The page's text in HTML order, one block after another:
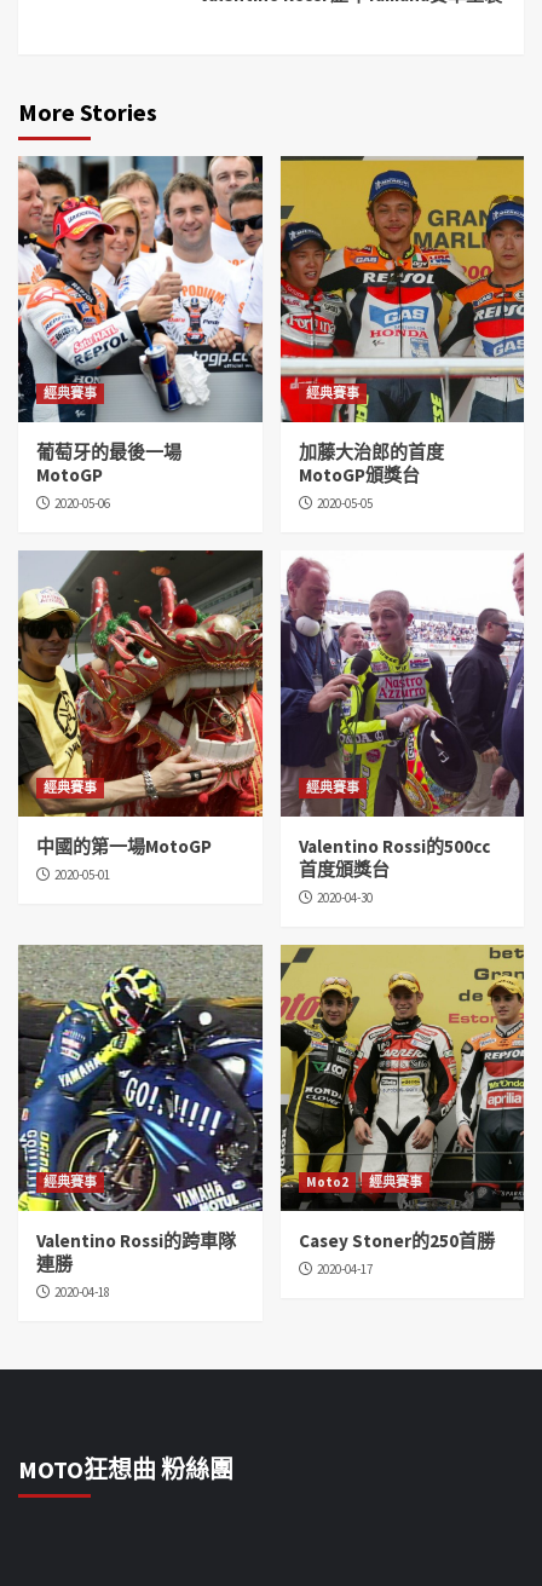
More Stories
經典賽事
葡萄牙的最後一場
MotoGP
2020-05-06
經典賽事
加藤大治郎的首度
MotoGP頒獎台
2020-05-05
經典賽事
中國的第一場MotoGP
2020-05-01
經典賽事
Valentino Rossi的500cc
首度頒獎台
2020-04-30
經典賽事
Valentino Rossi的跨車隊
連勝
2020-04-18
Moto2 經典賽事
Casey Stoner的250首勝
2020-04-17
MOTO狂想曲 粉絲團